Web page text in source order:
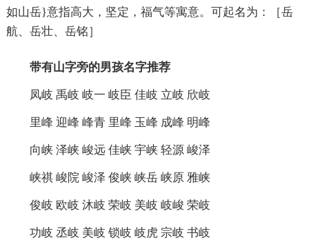
如山岳}意指高大，坚定，福气等寓意。可起名为：［岳
航、岳壮、岳铭］
带有山字旁的男孩名字推荐
凤岐 禹岐 岐一 岐臣 佳岐 立岐 欣岐
里峰 迎峰 峰青 里峰 玉峰 成峰 明峰
向峡 泽峡 峻远 佳峡 宇峡 轻源 峻泽
峡祺 峻院 峻泽 俊峡 峡岳 峡原 雅峡
俊岐 欧岐 沐岐 荣岐 美岐 岐峻 荣岐
功岐 丞岐 美岐 锁岐 岐虎 宗岐 书岐